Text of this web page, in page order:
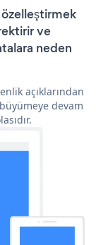
ve
neden
açıklarından
devam